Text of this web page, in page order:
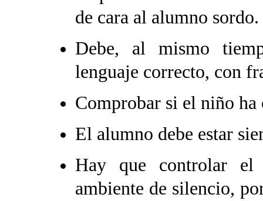
de cara al alumno sordo.
Debe, al mismo
lenguaje correcto, con
Comprobar si el niño
El alumno debe estar
Hay que controlar
ambiente de silencio,